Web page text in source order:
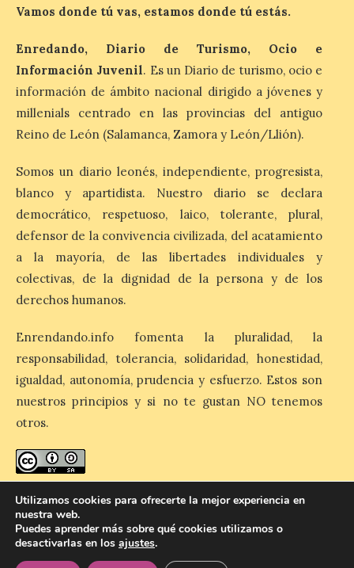
Carmen de La Bañeza
La muestra presenta
alrededor de una treintena
de motocicletas,
procedentes tanto de
colecciones particulares
La Feria del Motor ha abierto este viernes
sus puertas en el Colegio Nuestra Señora
del Carmen, dando […]
Astorga presenta el cartel
oficial del eclipse total de
sol
Además ultima los
preparativos para un
acontecimiento histórico.
Como antesala del gran
observación solar pública en la Plaza
Gaudí. El Ayuntamiento de Astorga
continúa ultimando los preparativos para
Vamos donde tú vas, estamos donde tú estás.
Enredando, Diario de Turismo, Ocio e
Información Juvenil. Es un Diario de turismo, ocio e
información de ámbito nacional dirigido a jóvenes y
millenials centrado en las provincias del antiguo
Reino de León (Salamanca, Zamora y León/Llión).
Somos un diario leonés, independiente, progresista,
blanco y apartidista. Nuestro diario se declara
democrático, respetuoso, laico, tolerante, plural,
defensor de la convivencia civilizada, del acatamiento
a la mayoría, de las libertades individuales y
colectivas, de la dignidad de la persona y de los
derechos humanos.
Enrendando.info fomenta la pluralidad, la
responsabilidad, tolerancia, solidaridad, honestidad,
igualdad, autonomía, prudencia y esfuerzo. Estos son
nuestros principios y si no te gustan NO tenemos
otros.
Reconocimiento-CompartirIgual 4.0 Internacional
Utilizamos cookies para ofrecerte la mejor experiencia en
nuestra web.
Puedes aprender más sobre qué cookies utilizamos o
desactivarlas en los ajustes.